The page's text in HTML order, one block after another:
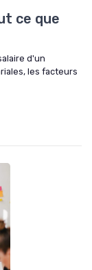
ce que
d'un
les facteurs